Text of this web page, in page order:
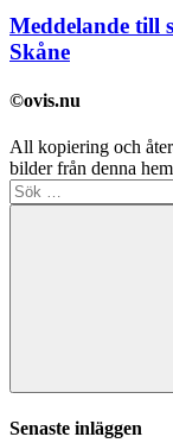
Meddelande till
Skåne
©ovis.nu
All kopiering och
bilder från denna
Sök
efter:
Senaste inläggen